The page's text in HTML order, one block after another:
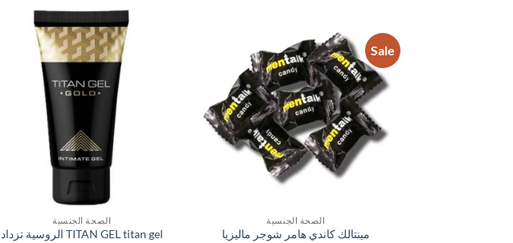
Sale
الصحة الجنسية
مينتالك كاندي هامر شوجر ماليزيا
الصحة الجنسية
TITAN GEL titan gel الروسية تزداد